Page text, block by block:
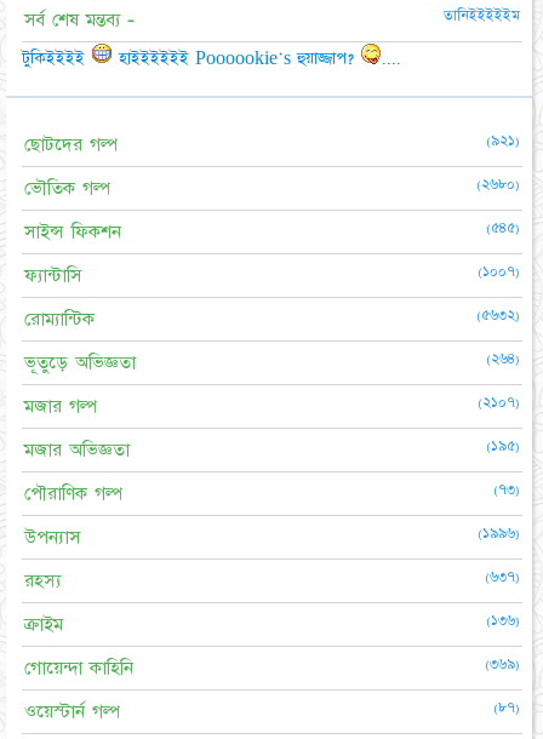
সর্ব শেষ মন্তব্য - তানিইইইইইম
টুকিইইইই হাইইইইইই Poooookie's হুয়াজ্জাপ?
ছোটদের গল্প (৯২১)
ভৌতিক গল্প (২৬৮০)
সাইন্স ফিকশন (৫৪৫)
ফ্যান্টাসি (১০০৭)
রোম্যান্টিক (৫৬৩২)
ভূতুড়ে অভিজ্ঞতা (২৬৪)
মজার গল্প (২১০৭)
মজার অভিজ্ঞতা (১৯৫)
পৌরাণিক গল্প (৭৩)
উপন্যাস (১৯৯৬)
রহস্য (৬৩৭)
ক্রাইম (১৩৬)
গোয়েন্দা কাহিনি (৩৬৯)
ওয়েস্টার্ন গল্প (৮৭)